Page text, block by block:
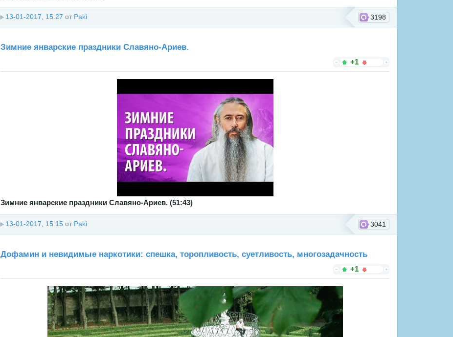
3198
13-01-2017, 15:27 от Paki
Зимние январские праздники Славяно-Ариев.
+1
Зимние январские праздники Славяно-Ариев. (51:43)
3041
13-01-2017, 15:15 от Paki
Дофамин и невидимые наркотики: спешка, торопливость, суетливость, многозадачность
+1